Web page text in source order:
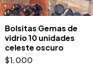
Bolsitas Gemas de
vidrio 10 unidades
celeste oscuro
$1.000